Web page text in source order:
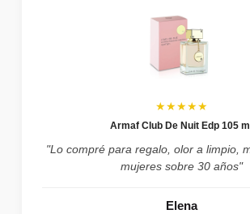
★★★★★
Armaf Club De Nuit Edp 105 ml
"Lo compré para regalo, olor a limpio,
mujeres sobre 30 años"
Elena